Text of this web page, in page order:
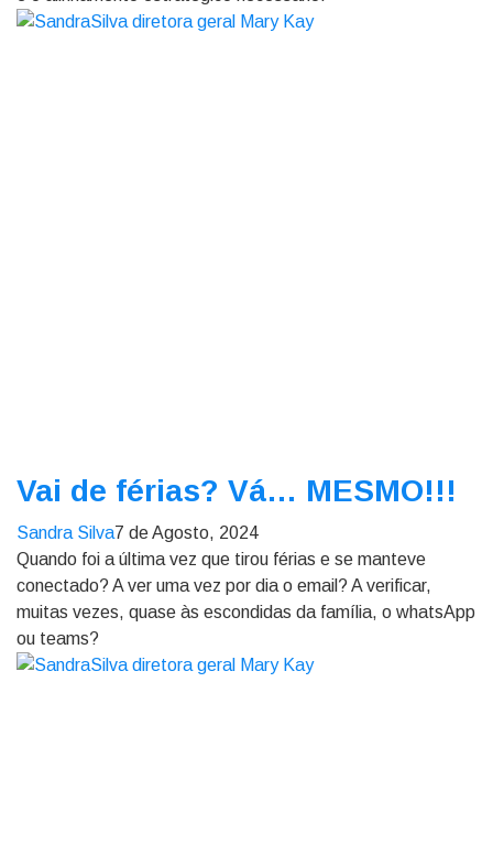
Vai de férias? Vá… MESMO!!!
Sandra Silva7 de Agosto, 2024
Quando foi a última vez que tirou férias e se manteve
conectado? A ver uma vez por dia o email? A verificar,
muitas vezes, quase às escondidas da família, o whatsApp
ou teams?